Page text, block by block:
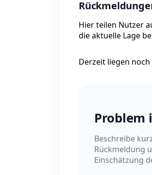
Hier teilen Nutzer
die aktuelle Lage
Derzeit liegen
Problem
Beschreibe
Rückmeldung
Einschätzung